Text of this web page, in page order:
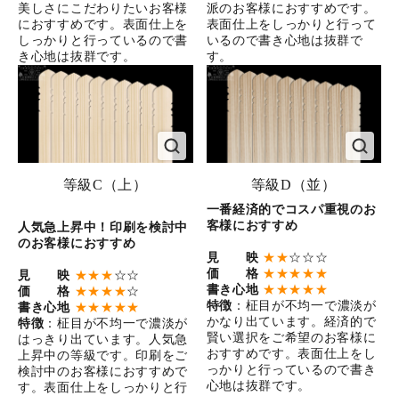
美しさにこだわりたいお客様
におすすめです。表面仕上を
しっかりと行っているので書
き心地は抜群です。
派のお客様におすすめです。
表面仕上をしっかりと行って
いるので書き心地は抜群で
す。
等級C（上）
人気急上昇中！印刷を検討中
のお客様におすすめ
見 映 ★★★ ☆☆
価 格 ★★★★☆
書き心地 ★★★★★
特徴 ：柾目が不均一で濃淡が
はっきり出ています。人気急
上昇中の等級です。印刷をご
検討中のお客様におすすめで
す。表面仕上をしっかりと行
等級D（並）
一番経済的でコスパ重視のお
客様におすすめ
見 映 ★★☆☆☆
価 格 ★★★★★
書き心地 ★★★★★
特徴 ：柾目が不均一で濃淡が
かなり出ています。経済的で
賢い選択をご希望のお客様に
おすすめです。表面仕上をし
っかりと行っているので書き
心地は抜群です。